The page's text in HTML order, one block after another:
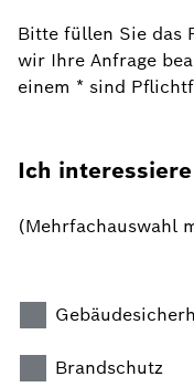
Bitte füllen Sie das
wir Ihre Anfrage
einem * sind
Ich
(Mehrfachauswahl
Brandschutz